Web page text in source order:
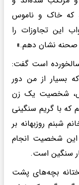
که خاک و ناموس
این تجاوزات را
صحنه نشان دهم.»
است گفت:
بسیار از من دور
شخصیت یک زن
که با گریم سنگینی
شبنم روزبهانه بر
این شخصیت انجام
سنگین است.
بچه‌های پشت